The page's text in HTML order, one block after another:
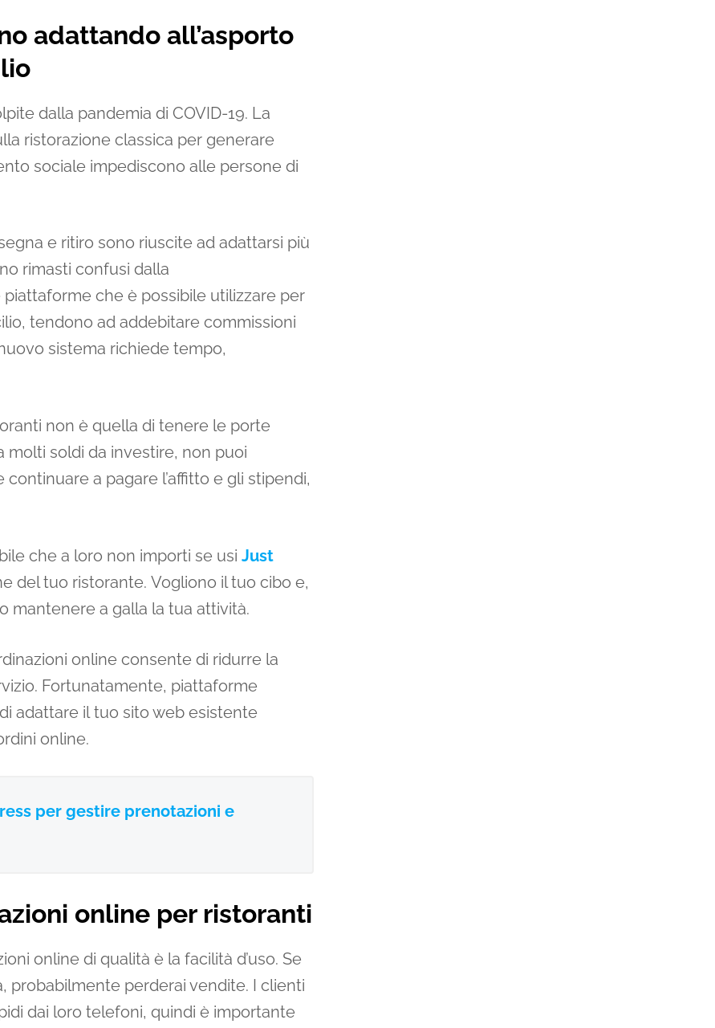
adattando all’asporto
dalla pandemia di COVID-19. La
ristorazione classica per generare
sociale impediscono alle persone di
e ritiro sono riuscite ad adattarsi più
rimasti confusi dalla
che è possibile utilizzare per
tendono ad addebitare commissioni
sistema richiede tempo,
non è quella di tenere le porte
molti soldi da investire, non puoi
a pagare l’affitto e gli stipendi,
che a loro non importi se usi Just
del tuo ristorante. Vogliono il tuo cibo e,
mantenere a galla la tua attività.
online consente di ridurre la
Fortunatamente, piattaforme
adattare il tuo sito web esistente
online.
per gestire prenotazioni e
online per ristoranti
online di qualità è la facilità d’uso. Se
probabilmente perderai vendite. I clienti
dai loro telefoni, quindi è importante